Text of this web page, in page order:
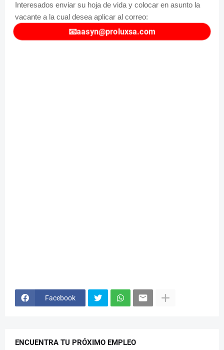
Interesados enviar su hoja de vida y colocar en asunto la
vacante a la cual desea aplicar al correo:
📧aasyn@proluxsa.com
Facebook
ENCUENTRA TU PRÓXIMO EMPLEO